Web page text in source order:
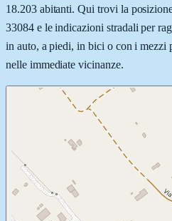
18.203 abitanti. Qui trovi la
33084 e le indicazioni stradali per
in auto, a piedi, in bici o con i mezzi
nelle immediate vicinanze.